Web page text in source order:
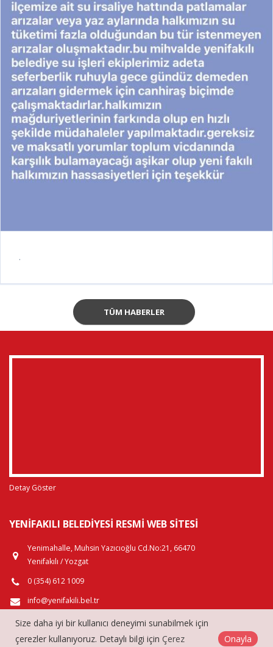
.
TÜM HABERLER
Detay Göster
YENIFAKILI BELEDIYESI RESMI WEB SITESI
Yenimahalle, Muhsin Yazıcıoğlu Cd.No:21, 66470
Yenifakılı / Yozgat
0 (354) 612 1009
info@yenifakili.bel.tr
Size daha iyi bir kullanıcı deneyimi sunabilmek için
çerezler kullanıyoruz. Detaylı bilgi için Çerez Onayla